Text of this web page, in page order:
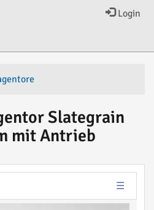
Login
Slategrain
mit Antrieb